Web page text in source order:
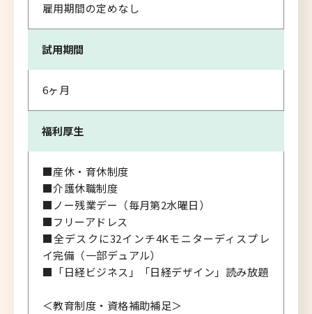
雇用期間の定めなし
試用期間
6ヶ月
福利厚生
■産休・育休制度
■介護休職制度
■ノー残業デー（毎月第2水曜日）
■フリーアドレス
■全デスクに32インチ4Kモニターディスプレ
イ完備（一部デュアル）
■「日経ビジネス」「日経デザイン」読み放題
＜教育制度・資格補助補足＞